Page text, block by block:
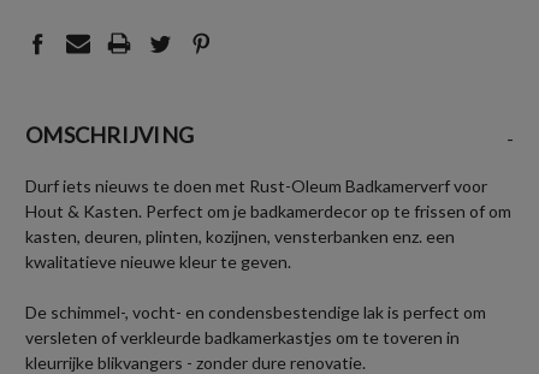
OMSCHRIJVING -
Durf iets nieuws te doen met Rust-Oleum Badkamerverf voor
Hout & Kasten. Perfect om je badkamerdecor op te frissen of om
kasten, deuren, plinten, kozijnen, vensterbanken enz. een
kwalitatieve nieuwe kleur te geven.
De schimmel-, vocht- en condensbestendige lak is perfect om
versleten of verkleurde badkamerkastjes om te toveren in
kleurrijke blikvangers - zonder dure renovatie.